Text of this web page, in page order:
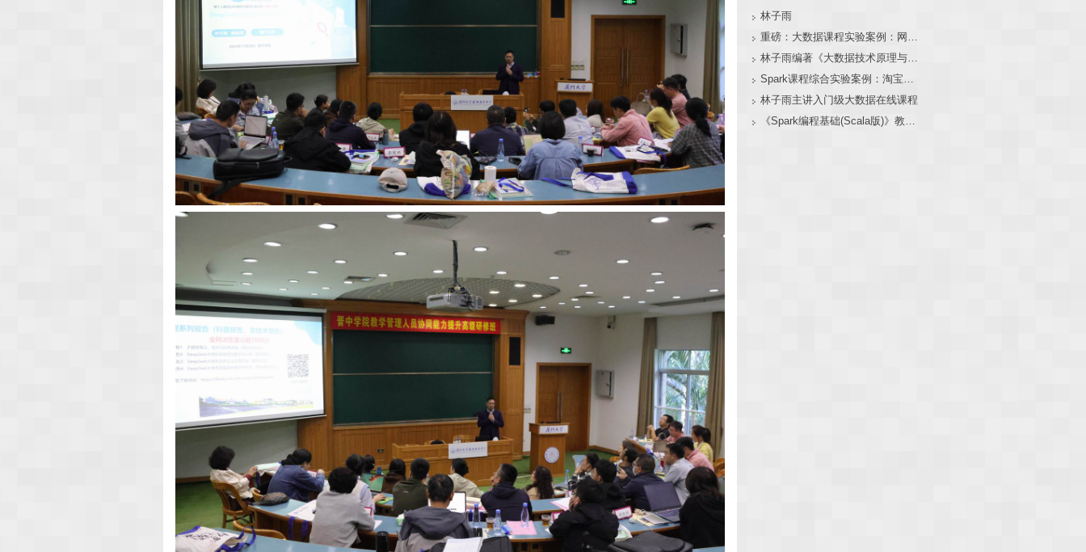
林子雨
重磅：大数据课程实验案例：网站用户行为分析（免费共享）
林子雨编著《大数据技术原理与应用（第3版）》教材配套大数据软件安装和编程实践指南
Spark课程综合实验案例：淘宝双11数据分析与预测
林子雨主讲入门级大数据在线课程
《Spark编程基础(Scala版)》教材官网